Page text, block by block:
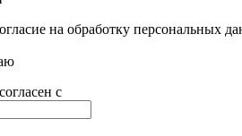
на обработку персональных
с